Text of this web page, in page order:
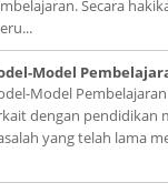
Secara
Model
Model
dengan pendidikan
yang telah lama